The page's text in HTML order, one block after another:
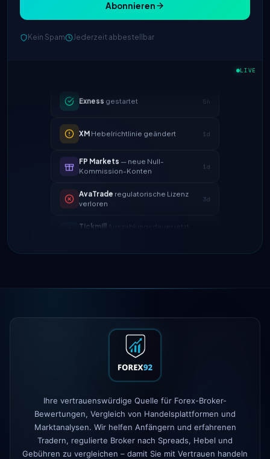
Abonnieren
Kein Spam Jederzeit abbestellbar
LIVE
IC Marketsverringerter EUR/USD
XMHebelrichtlinie geändert 1d
FP Markets— neue Null-
1d
AvaTraderegulatorische Lizenz
verloren
3d
TickmillAuszahlungsdauer jetzt
24h
4d
IC Markets
FP Markets— neue Null-
Kommission-Konten
regulatorische Lizenz
24h
4d
Ihre vertrauenswürdige Quelle für Forex-Broker-
Bewertungen, Vergleich von Handelsplattformen und
Marktanalysen. Wir helfen Anfängern und erfahrenen
Tradern, regulierte Broker nach Spreads, Hebel und
Gebühren zu vergleichen – damit Sie mit Vertrauen handeln